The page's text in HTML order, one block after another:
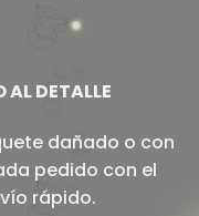
DETALLE
dañado o con
pedido con el
rápido.